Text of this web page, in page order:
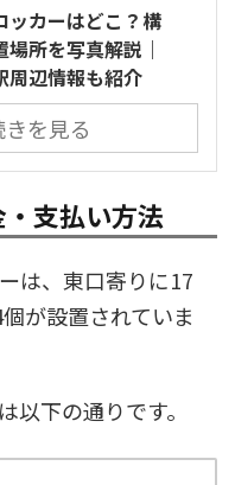
ッカーはどこ？構
所を写真解説｜
周辺情報も紹介
きを見る
支払い方法
は、東口寄りに17
が設置されていま
以下の通りです。